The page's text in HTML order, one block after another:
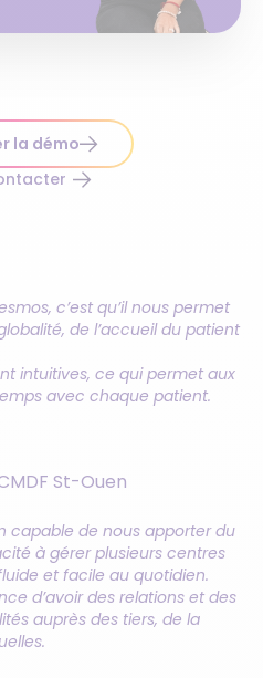
la démo
c’est qu’il nous permet
de l’accueil du patient
intuitives, ce qui permet aux
avec chaque patient.
St-Ouen
capable de nous apporter du
à gérer plusieurs centres
et facile au quotidien.
d’avoir des relations et des
auprès des tiers, de la